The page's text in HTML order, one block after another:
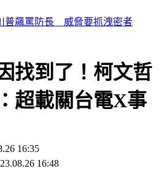
毒重摔 重讀高中日領7百元零用
找到了！柯文哲
超載關台電X事
16:35
16:48